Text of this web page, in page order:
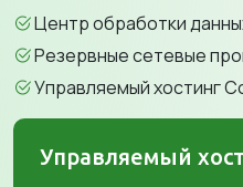
Центр обработки
Резервные сетевые
Управляемый хостинг
Управляемый